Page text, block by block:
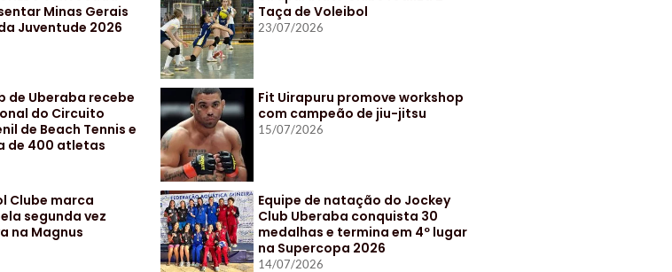
Minas Gerais
Juventude 2026
de Uberaba recebe
do Circuito
de Beach Tennis e
de 400 atletas
Clube marca
segunda vez
na Magnus
Taça de Voleibol
23/07/2026
Fit Uirapuru promove workshop
com campeão de jiu-jitsu
15/07/2026
Equipe de natação do Jockey
Club Uberaba conquista 30
medalhas e termina em 4º lugar
na Supercopa 2026
14/07/2026